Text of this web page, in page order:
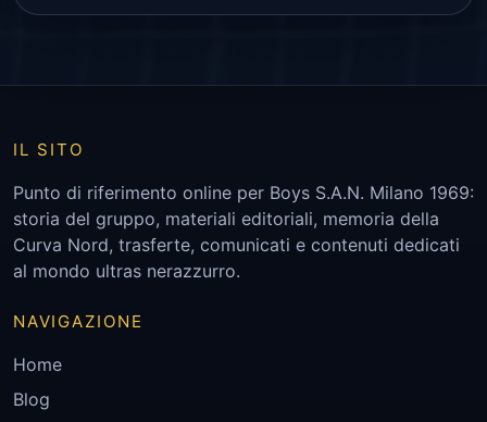
IL SITO
Punto di riferimento online per Boys S.A.N. Milano 1969:
storia del gruppo, materiali editoriali, memoria della
Curva Nord, trasferte, comunicati e contenuti dedicati
al mondo ultras nerazzurro.
NAVIGAZIONE
Home
Blog